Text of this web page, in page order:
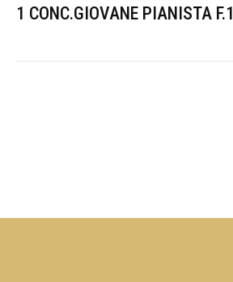
1 CONC.GIOVANE PIANISTA F.1